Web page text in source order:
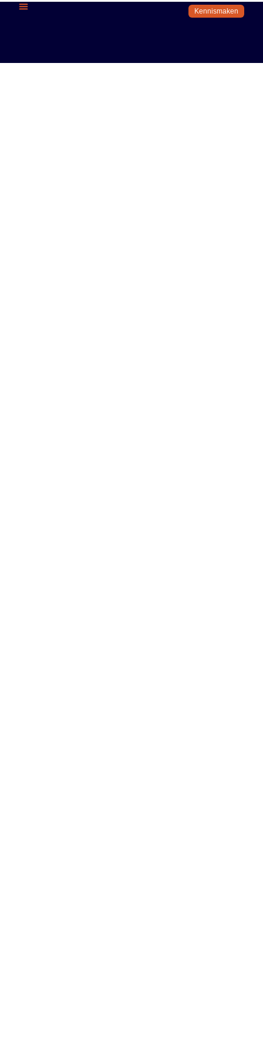
Kennismaken